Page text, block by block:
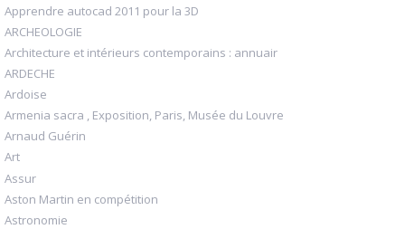
Apprendre autocad 2011 pour la 3D
ARCHEOLOGIE
Architecture et intérieurs contemporains : annuair
ARDECHE
Ardoise
Armenia sacra , Exposition, Paris, Musée du Louvre
Arnaud Guérin
Art
Assur
Aston Martin en compétition
Astronomie